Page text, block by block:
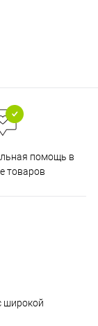
помощь в
товаров
широкой